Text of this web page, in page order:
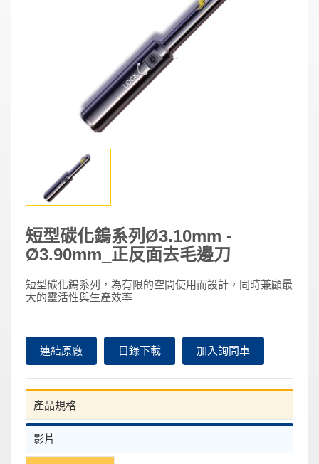
短型碳化鎢系列Ø3.10mm -
Ø3.90mm_正反面去毛邊刀
短型碳化鎢系列，為有限的空間使用而設計，同時兼顧最
大的靈活性與生產效率
連結原廠 目錄下載 加入詢問車
產品規格
影片